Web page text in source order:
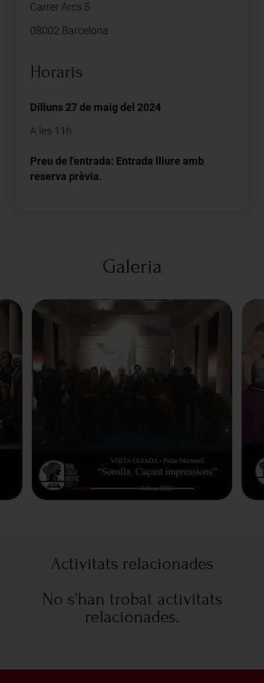
Carrer Arcs 5
08002 Barcelona
Horaris
Dilluns 27 de maig del 2024
A les 11h
Preu de l'entrada: Entrada lliure amb
reserva prèvia.
Galeria
Activitats relacionades
No s'han trobat activitats
relacionades.